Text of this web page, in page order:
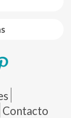
Contacto